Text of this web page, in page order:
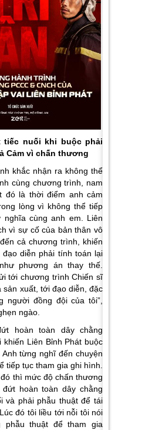
tiếc nuối khi buộc phải
Cảm vì chấn thương
khắc nhận ra không thể
cùng chương trình, nam
đó là thời điểm anh cảm
lòng vì không thể tiếp
cùng anh em. Liên
vì sự cố của bản thân vô
cả chương trình, khiến
đạo diễn phải tính toán lại
phương án thay thế.
tới chương trình Chiến sĩ
sản xuất, tới đạo diễn, đặc
người đồng đội của tôi”
ngào.
hoàn toàn dây chằng
Liên Bỉnh Phát buộc
từng nghĩ đến chuyện
tiếp tục tham gia ghi hình.
thì mức độ chấn thương
hoàn toàn dây chằng
và phải phẫu thuật để tái
đó tôi liều tới nỗi tôi nói
phẫu thuật để tham gia